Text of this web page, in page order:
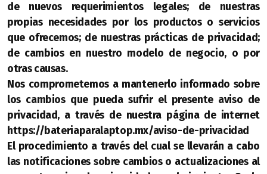
de nuevos requerimientos legales; de nuestras
propias necesidades por los productos o servicios
que ofrecemos; de nuestras prácticas de privacidad;
de cambios en nuestro modelo de negocio, o por
otras causas.
Nos comprometemos a mantenerlo informado sobre
los cambios que pueda sufrir el presente aviso de
privacidad, a través de nuestra página de internet
https://bateriaparalaptop.mx/aviso-de-privacidad
El procedimiento a través del cual se llevarán a cabo
las notificaciones sobre cambios o actualizaciones al